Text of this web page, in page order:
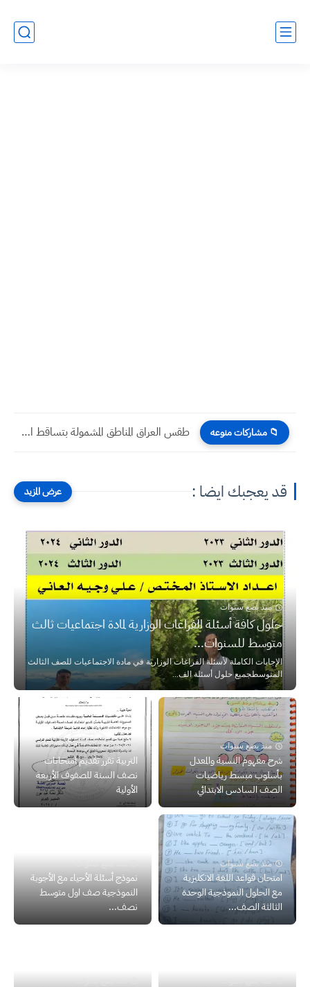
📁 مشاركات منوعه أجمل رسائل و عبارات عيد الفطر 2024 للأحباب و...
قد يعجبك ايضا :
منذ بضع سنوات
حلول كافة أسئلة الفراغات الوزارية لمادة اجتماعيات ثالث
متوسط للسنوات...
الإجابات الكاملة لأسئلة الفراغات الوزارية في مادة الاجتماعيات للصف الثالث
المتوسطجميع حلول أسئلة الف...
منذ بضع سنوات
شرح مفهوم النسبة والمعدل
بأسلوب مبسط رياضيات
الصف السادس الابتدائي
منذ بضع سنوات
التربية تقرر تقديم امتحانات
نصف السنة للصفوف الأربعة
الأولية
منذ بضع سنوات
امتحان قواعد اللغة الانكليزية
مع الحلول النموذجية الوحدة
الثالثة الصف...
نموذج أسئلة الأحياء مع الأجوبة
النموذجية صف اول متوسط
نصف...